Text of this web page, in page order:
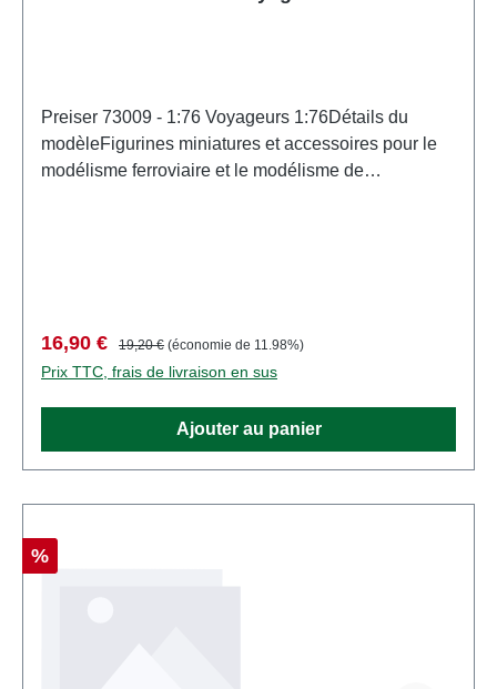
Preiser 73009 - 1:76 Voyageurs 1:76Détails du
modèleFigurines miniatures et accessoires pour le
modélisme ferroviaire et le modélisme de
fonctionnelles. Caractéristiques: Fabricant:
PreiserNuméro d'article: 73009nombre de pièces:
Ensemble de plusieurs piècesEAN:
4041032730097type de produit: Chiffreséchelle:
Prix de vente :
16,90 € Prix régulier :
19,20 € (économie de 11.98%)
Prix TTC, frais de livraison en sus
Ajouter au panier
Réduction
%